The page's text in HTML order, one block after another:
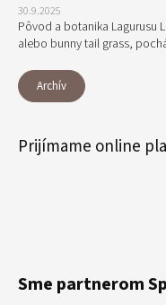
30.9.2025
Pôvod a botanika Lagurusu
alebo bunny tail grass,
Archív
Prijímame online
Sme partnerom